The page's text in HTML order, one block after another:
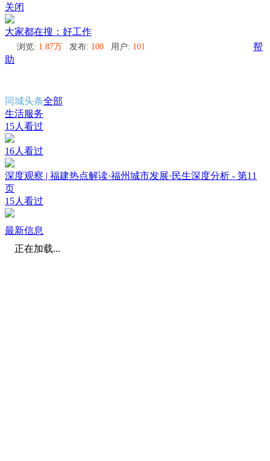
关闭
大家都在搜：好工作
浏览: 1.87万 发布: 100 用户: 101
帮
助
同城头条全部
生活服务
15人看过
16人看过
深度观察 | 福建热点解读·福州城市发展·民生深度分析 - 第11
页
15人看过
最新信息
正在加载...